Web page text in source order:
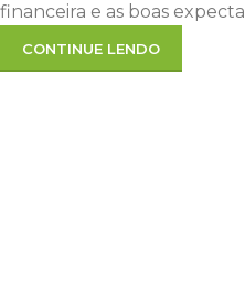
financeira e as boas
CONTINUE LENDO